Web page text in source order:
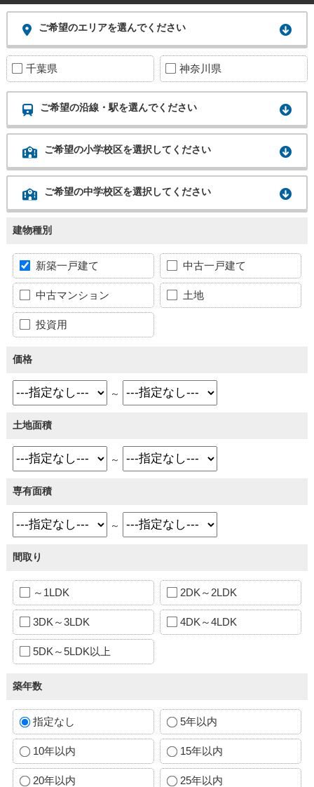
ご希望のエリアを選んでください
千葉県 神奈川県
ご希望の沿線・駅を選んでください
ご希望の小学校区を選択してください
ご希望の中学校区を選択してください
建物種別
新築一戸建て 中古一戸建て
中古マンション 土地
投資用
価格
～
土地面積
～
専有面積
～
間取り
～1LDK 2DK～2LDK
3DK～3LDK 4DK～4LDK
5DK～5LDK以上
築年数
指定なし 5年以内
10年以内 15年以内
20年以内 25年以内